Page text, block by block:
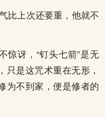
比上次还要重，他就不
惊讶，“钉头七箭”是无
只是这咒术重在无形，
为不到家，便是修者的